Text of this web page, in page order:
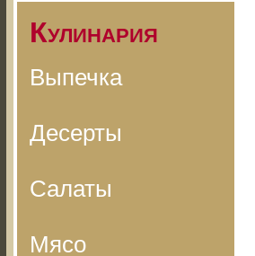
Кулинария
Выпечка
Десерты
Салаты
Мясо